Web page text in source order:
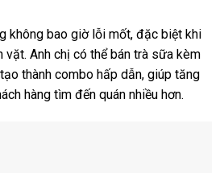
không bao giờ lỗi mốt, đặc biệt khi
vặt. Anh chị có thể bán trà sữa kèm
thành combo hấp dẫn, giúp tăng
hàng tìm đến quán nhiều hơn.